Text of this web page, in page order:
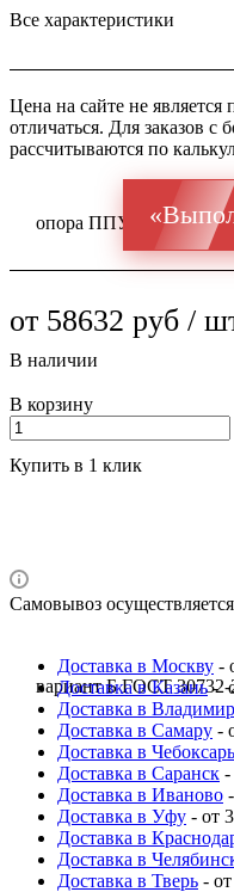
опора ППУ ГОСТ
вариант Б ГОСТ 30732-
Все характеристики
Цена на сайте не
отличаться. Для заказов
рассчитываются по
от 58632 руб /
В наличии
В корзину
Купить в 1 клик
Самовывоз
Доставка в Москву -
Доставка в Казань-
Доставка в Владимир
Доставка в Самару -
Доставка в
Доставка в Саранск -
Доставка в Иваново
Доставка в Уфу - от
Доставка в
Доставка в
Доставка в Тверь -